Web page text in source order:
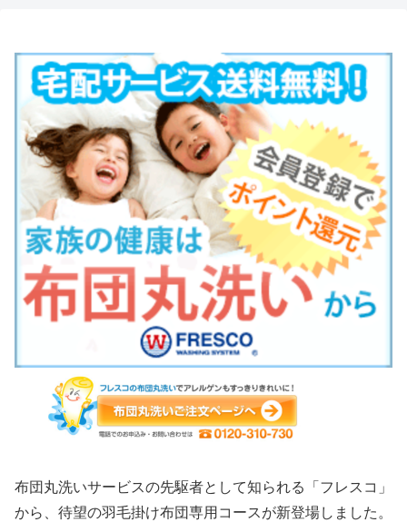
布団丸洗いサービスの先駆者として知られる「フレスコ」
から、待望の羽毛掛け布団専用コースが新登場しました。